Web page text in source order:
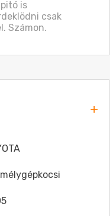
is
csak
Számon.